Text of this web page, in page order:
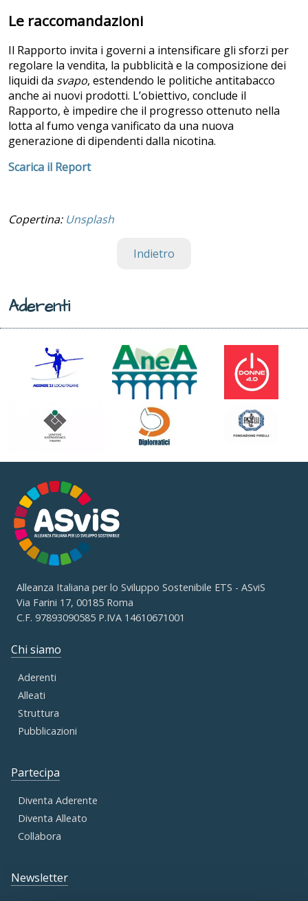
Le raccomandazioni
Il Rapporto invita i governi a intensificare gli sforzi per
regolare la vendita, la pubblicità e la composizione dei
liquidi da svapo, estendendo le politiche antitabacco
anche ai nuovi prodotti. L’obiettivo, conclude il
Rapporto, è impedire che il progresso ottenuto nella
lotta al fumo venga vanificato da una nuova
generazione di dipendenti dalla nicotina.
Scarica il Report
Copertina: Unsplash
Indietro
Aderenti
Alleanza Italiana per lo Sviluppo Sostenibile ETS - ASviS
Via Farini 17, 00185 Roma
C.F. 97893090585 P.IVA 14610671001
Chi siamo
Aderenti
Alleati
Struttura
Pubblicazioni
Partecipa
Diventa Aderente
Diventa Alleato
Collabora
Newsletter